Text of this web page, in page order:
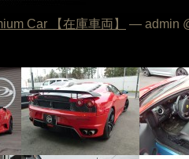
Car 【在庫車両】 — admin